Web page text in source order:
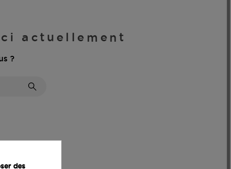
actuellement
?
des